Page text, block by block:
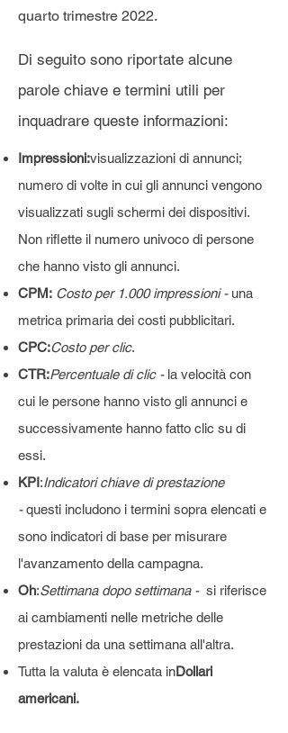
quarto trimestre 2022.
Di seguito sono riportate alcune
parole chiave e termini utili per
inquadrare queste informazioni:
Impressioni:visualizzazioni di annunci;
numero di volte in cui gli annunci vengono
visualizzati sugli schermi dei dispositivi.
Non riflette il numero univoco di persone
che hanno visto gli annunci.
CPM: Costo per 1.000 impressioni - una
metrica primaria dei costi pubblicitari.
CPC:Costo per clic.
CTR:Percentuale di clic - la velocità con
cui le persone hanno visto gli annunci e
successivamente hanno fatto clic su di
essi.
KPI:Indicatori chiave di prestazione
-questi includono i termini sopra elencati e
sono indicatori di base per misurare
l'avanzamento della campagna.
Oh:Settimana dopo settimana -si riferisce
ai cambiamenti nelle metriche delle
prestazioni da una settimana all'altra.
Tutta la valuta è elencata inDollari
americani.